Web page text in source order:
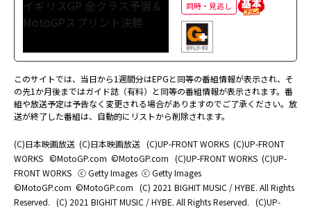
同時・見逃し
このサイトでは、当日から1週間分はEPGと同等の番組情報が表示され、そ
の先1か月後まではガイド誌（有料）と同等の番組情報が表示されます。番
組や放送予定は予告なく変更される場合がありますのでご了承ください。放
送が終了した番組は、自動的にリストから削除されます。
(C)日本映画放送 (C)日本映画放送 (C)UP-FRONT WORKS (C)UP-FRONT
WORKS ©MotoGP.com ©MotoGP.com (C)UP-FRONT WORKS (C)UP-
FRONT WORKS ⓒ Getty Images ⓒ Getty Images
©MotoGP.com ©MotoGP.com (C) 2021 BIGHIT MUSIC / HYBE. All Rights
Reserved. (C) 2021 BIGHIT MUSIC / HYBE. All Rights Reserved. (C)UP-